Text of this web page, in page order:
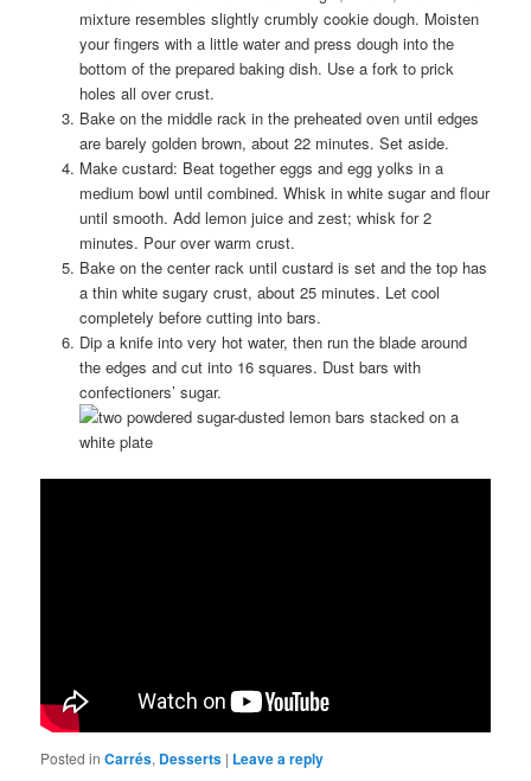
mixture resembles slightly crumbly cookie dough. Moisten
your fingers with a little water and press dough into the
bottom of the prepared baking dish. Use a fork to prick
holes all over crust.
Bake on the middle rack in the preheated oven until edges
are barely golden brown, about 22 minutes. Set aside.
Make custard: Beat together eggs and egg yolks in a
medium bowl until combined. Whisk in white sugar and flour
until smooth. Add lemon juice and zest; whisk for 2
minutes. Pour over warm crust.
Bake on the center rack until custard is set and the top has
a thin white sugary crust, about 25 minutes. Let cool
completely before cutting into bars.
Dip a knife into very hot water, then run the blade around
the edges and cut into 16 squares. Dust bars with
confectioners’ sugar.
Posted in Carrés, Desserts | Leave a reply